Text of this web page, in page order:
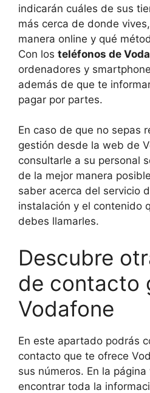
indicarán cuáles de sus
más cerca de donde
manera online y qué
Con los teléfonos de
ordenadores y
además de que te
pagar por partes.
En caso de que no sepas
gestión desde la web de
consultarle a su personal
de la mejor manera
saber acerca del servicio
instalación y el contenido
debes llamarles.
Descubre
de contacto
Vodafone
En este apartado podrás
contacto que te ofrece
sus números. En la
encontrar toda la